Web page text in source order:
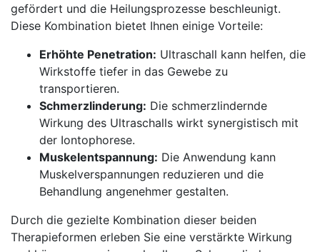
gefördert und die Heilungsprozesse ‍beschleunigt.‍
Diese Kombination bietet⁣ Ihnen einige ⁣Vorteile:
Erhöhte Penetration: Ultraschall kann helfen, ⁣die
⁤Wirkstoffe tiefer in das Gewebe zu
transportieren.
Schmerzlinderung: Die schmerzlindernde
Wirkung​ des Ultraschalls ⁢wirkt ⁤synergistisch mit
der Iontophorese.
Muskelentspannung: Die⁢ Anwendung kann
‍Muskelverspannungen reduzieren ⁤und die
Behandlung ⁣angenehmer gestalten.
Durch die gezielte Kombination dieser ⁣beiden​
Therapieformen erleben Sie eine ‍verstärkte Wirkung